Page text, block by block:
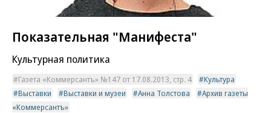
Показательная "Манифеста"
Культурная политика
Газета «Коммерсантъ» №147 от 17.08.2013, стр. 4
Культура
Выставки
Выставки и музеи Анна Толстова
Архив газеты
«Коммерсантъ»